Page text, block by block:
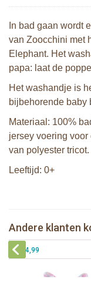
In bad gaan wordt
van Zoocchini met
Elephant. Het
papa: laat de
Het washandje is
bijbehorende baby
Materiaal: 100%
jersey voering
van polyester tricot.
Leeftijd: 0+
Andere klanten
€ 10,99
Zoocchini washandje -
Bunny
€ 14,99
Zoocchini kids badcape -
Dinosaur